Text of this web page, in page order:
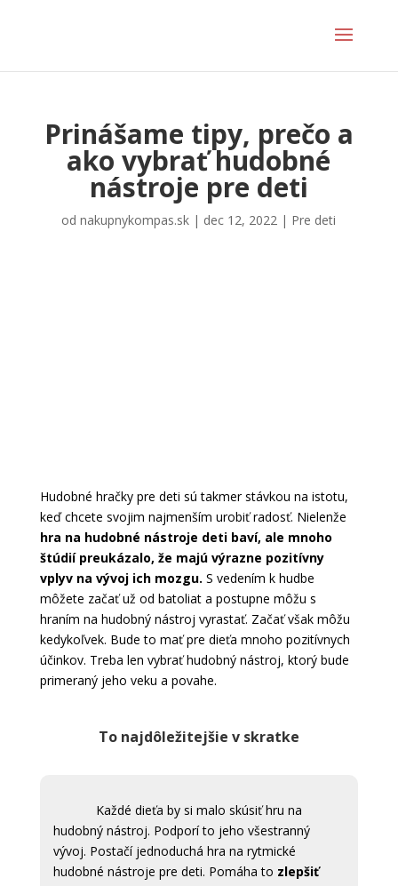
Prinášame tipy, prečo a
ako vybrať hudobné
nástroje pre deti
odnakupnykompas.sk | dec 12, 2022 | Pre deti
Hudobné hračky pre deti sú takmer stávkou na istotu,
keď chcete svojim najmenším urobiť radosť. Nielenže
hra na hudobné nástroje deti baví, ale mnoho
štúdií preukázalo, že majú výrazne pozitívny
vplyv na vývoj ich mozgu. S vedením k hudbe
môžete začať už od batoliat a postupne môžu s
hraním na hudobný nástroj vyrastať. Začať však môžu
kedykoľvek. Bude to mať pre dieťa mnoho pozitívnych
účinkov. Treba len vybrať hudobný nástroj, ktorý bude
primeraný jeho veku a povahe.
To najdôležitejšie v skratke
Každé dieťa by si malo skúsiť hru na
hudobný nástroj. Podporí to jeho všestranný
vývoj. Postačí jednoduchá hra na rytmické
hudobné nástroje pre deti. Pomáha to zlepšiť